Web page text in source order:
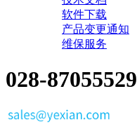
软件下载
产品变更通知
维保服务
028-87055529